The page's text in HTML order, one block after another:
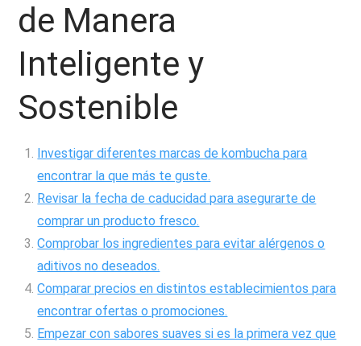
de Manera
Inteligente y
Sostenible
Investigar diferentes marcas de kombucha para
encontrar la que más te guste.
Revisar la fecha de caducidad para asegurarte de
comprar un producto fresco.
Comprobar los ingredientes para evitar alérgenos o
aditivos no deseados.
Comparar precios en distintos establecimientos para
encontrar ofertas o promociones.
Empezar con sabores suaves si es la primera vez que